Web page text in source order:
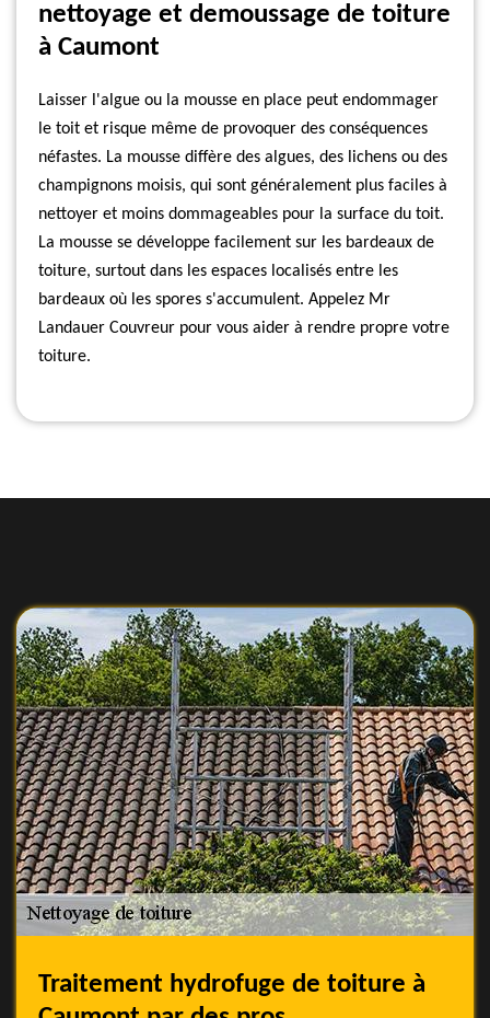
nettoyage et demoussage de toiture
à Caumont
Laisser l'algue ou la mousse en place peut endommager
le toit et risque même de provoquer des conséquences
néfastes. La mousse diffère des algues, des lichens ou des
champignons moisis, qui sont généralement plus faciles à
nettoyer et moins dommageables pour la surface du toit.
La mousse se développe facilement sur les bardeaux de
toiture, surtout dans les espaces localisés entre les
bardeaux où les spores s'accumulent. Appelez Mr
Landauer Couvreur pour vous aider à rendre propre votre
toiture.
Traitement hydrofuge de toiture à